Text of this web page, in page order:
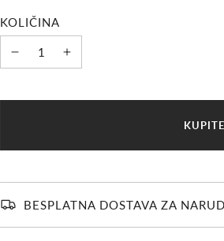
KOLIČINA
U
I
A
A
KUPITE
BESPLATNA DOSTAVA ZA